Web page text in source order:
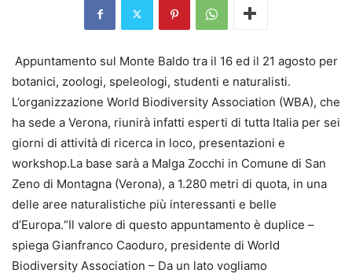
Appuntamento sul Monte Baldo tra il 16 ed il 21 agosto per
botanici, zoologi, speleologi, studenti e naturalisti.
L’organizzazione World Biodiversity Association (WBA), che
ha sede a Verona, riunirà infatti esperti di tutta Italia per sei
giorni di attività di ricerca in loco, presentazioni e
workshop.La base sarà a Malga Zocchi in Comune di San
Zeno di Montagna (Verona), a 1.280 metri di quota, in una
delle aree naturalistiche più interessanti e belle
d’Europa.“Il valore di questo appuntamento è duplice –
spiega Gianfranco Caoduro, presidente di World
Biodiversity Association – Da un lato vogliamo